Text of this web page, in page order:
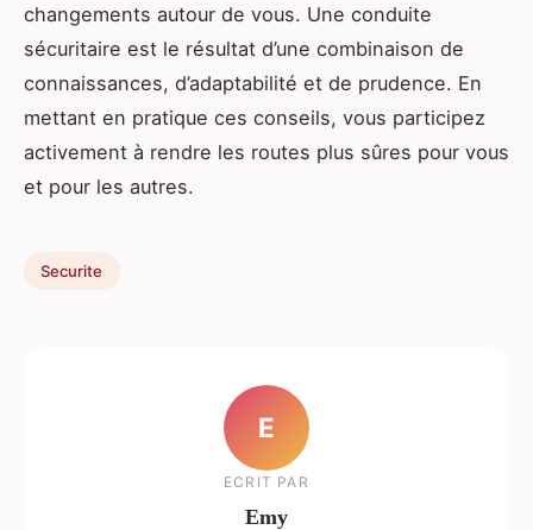
changements autour de vous. Une conduite
sécuritaire est le résultat d’une combinaison de
connaissances, d’adaptabilité et de prudence. En
mettant en pratique ces conseils, vous participez
activement à rendre les routes plus sûres pour vous
et pour les autres.
Securite
E
ECRIT PAR
Emy